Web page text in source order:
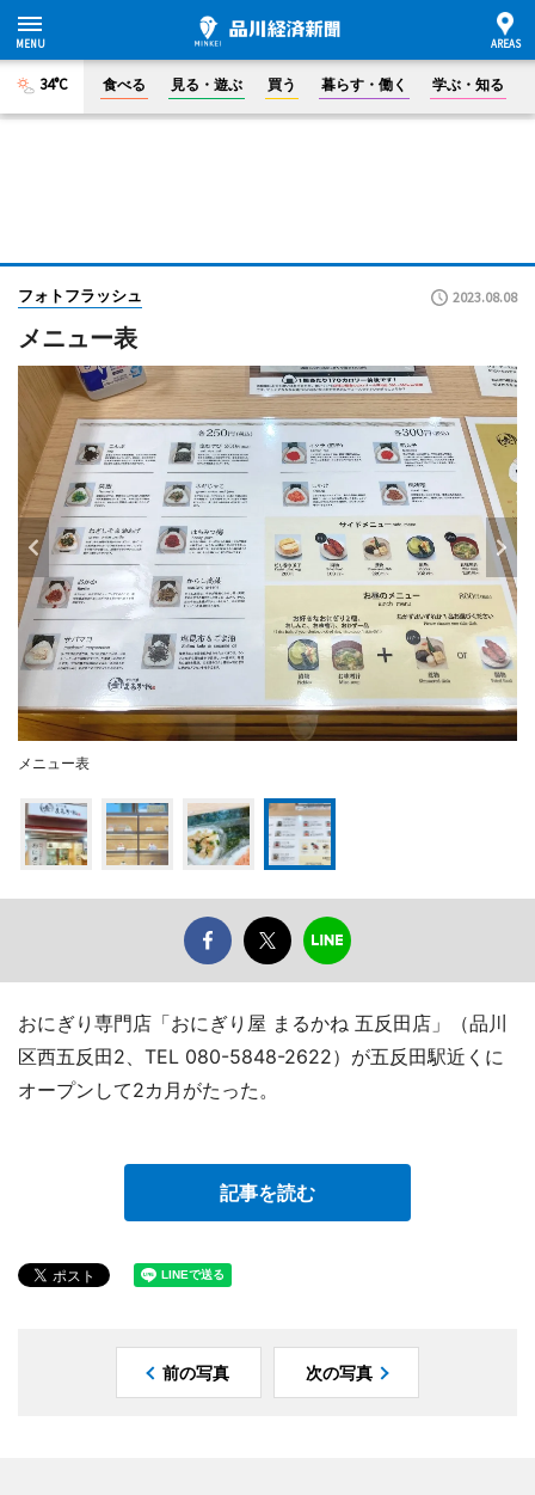
34°C 食べる 見る・遊ぶ 買う 暮らす・働く 学ぶ・知る
フォトフラッシュ 2023.08.08
メニュー表
メニュー表
おにぎり専門店「おにぎり屋 まるかね 五反田店」（品川
区西五反田2、TEL 080-5848-2622）が五反田駅近くに
オープンして2カ月がたった。
記事を読む
前の写真 次の写真